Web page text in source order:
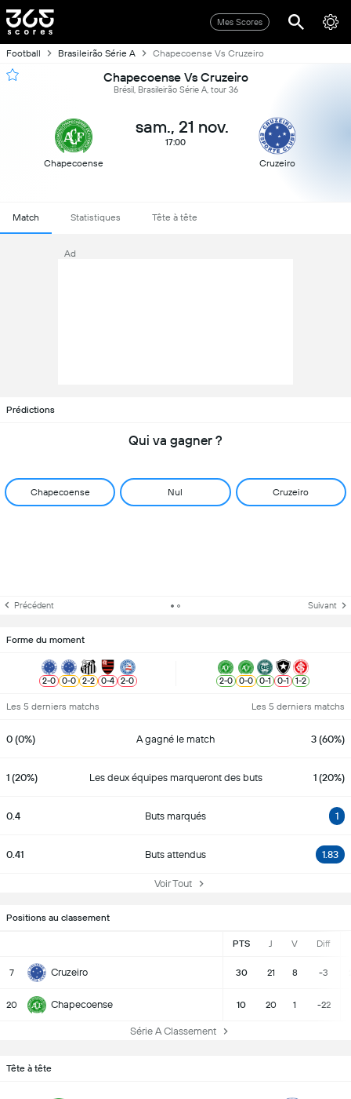
Mes Scores
Football Brasileirão Série A Chapecoense Vs Cruzeiro
Chapecoense Vs Cruzeiro
Brésil, Brasileirão Série A, tour 36
Chapecoense
sam., 21 nov.
17:00
Cruzeiro
Match Statistiques Tête à tête
Ad
Prédictions
Qui va gagner ?
Chapecoense Nul Cruzeiro
Précédent Suivant
Forme du moment
2-0 0-0 2-2 0-4 2-0 2-0 0-0 0-1 0-1 1-2
Les 5 derniers matchs Les 5 derniers matchs
0 (0%) A gagné le match 3 (60%)
1 (20%) Les deux équipes marqueront des buts 1 (20%)
0.4 Buts marqués 1
0.41 Buts attendus 1.83
Voir Tout
Positions au classement
PTS J V Diff
7 Cruzeiro 30 21 8 -3
20 Chapecoense 10 20 1 -22
Série A Classement
Tête à tête